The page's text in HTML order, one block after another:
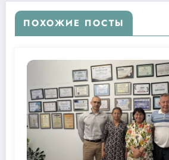
ПОХОЖИЕ ПОСТЫ